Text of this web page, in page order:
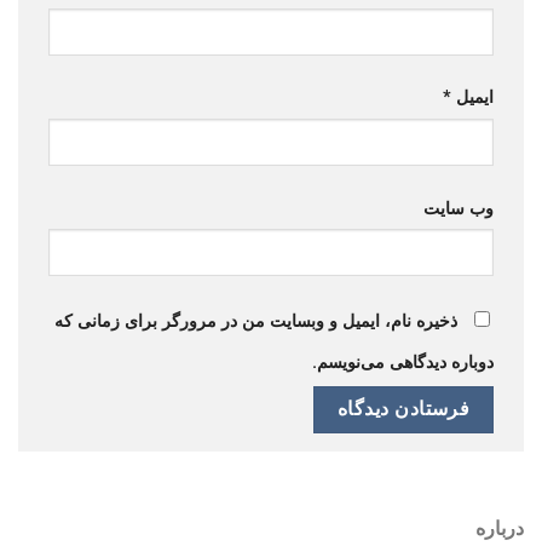
ایمیل *
وب‌ سایت
ذخیره نام، ایمیل و وبسایت من در مرورگر برای زمانی که
دوباره دیدگاهی می‌نویسم.
درباره